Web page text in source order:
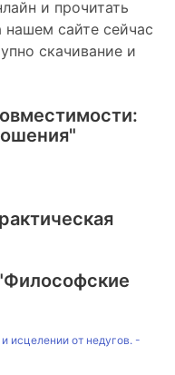
и прочитать
нашем сайте сейчас
скачивание и
исцелении от недугов. -